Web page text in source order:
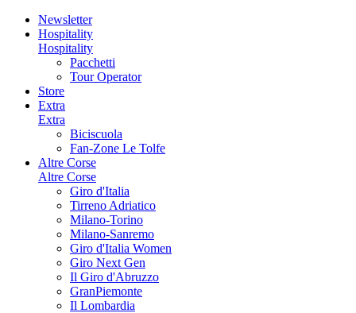
Newsletter
Hospitality
Hospitality
Pacchetti
Tour Operator
Store
Extra
Extra
Biciscuola
Fan-Zone Le Tolfe
Altre Corse
Altre Corse
Giro d'Italia
Tirreno Adriatico
Milano-Torino
Milano-Sanremo
Giro d'Italia Women
Giro Next Gen
Il Giro d'Abruzzo
GranPiemonte
Il Lombardia